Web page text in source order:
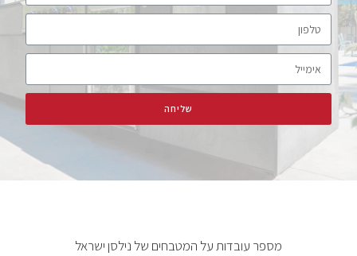
שליחה
מספר עובדות על המטבחים של נילסן ישראל